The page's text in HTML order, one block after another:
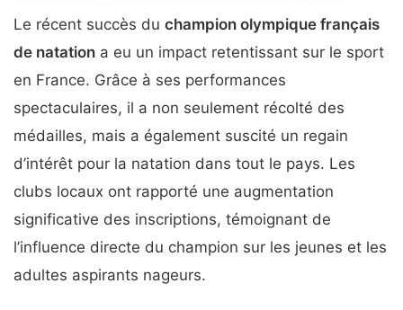
Le récent succès du champion olympique français
de natation a eu un impact retentissant sur le sport
en France. Grâce à ses performances
spectaculaires, il a non seulement récolté des
médailles, mais a également suscité un regain
d’intérêt pour la natation dans tout le pays. Les
clubs locaux ont rapporté une augmentation
significative des inscriptions, témoignant de
l’influence directe du champion sur les jeunes et les
adultes aspirants nageurs.